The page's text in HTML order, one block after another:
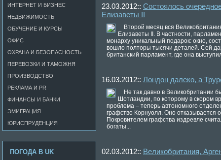
23.03.2012:: Состоялось
Елизаветы II
Второй месяц вся
Елизаветы II. В частности,
монарху уникальный подарок: окно,
вошло полторы тысячи деталей. Сей
британский парламент, где она
16.03.2012:: Лондон далеко, а
Не так давно в Великобритании
Шотландии, по которому в скором
проблема – теперь автономного
графство Корнуолл. Оно отказывается
Покровителем графства издревле
богаты...
02.03.2012:: Великобритания,
ИНТЕРНЕТ И БИЗНЕС
НЕДВИЖИМОСТЬ
ОБУЧЕНИЕ И КУРСЫ
ОФИС
ОХРАНА И БЕЗОПАСНОСТЬ
ПЕРЕВОЗКИ И ТАМОЖНЯ
ПРОИЗВОДСТВО
РЕКЛАМА И PR
ФИНАНСЫ И БАНКИ
ЭМИГРАЦИЯ
ЮРИСПРУДЕНЦИЯ
ПОГОДА В UK